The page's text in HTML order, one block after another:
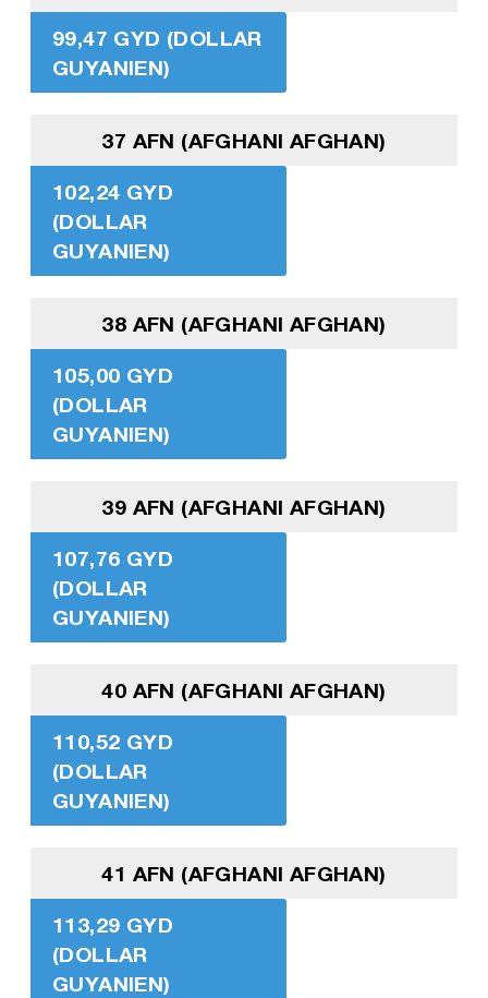
99,47 GYD (DOLLAR
GUYANIEN)
37 AFN (AFGHANI AFGHAN)
102,24 GYD
(DOLLAR
GUYANIEN)
38 AFN (AFGHANI AFGHAN)
105,00 GYD
(DOLLAR
GUYANIEN)
39 AFN (AFGHANI AFGHAN)
107,76 GYD
(DOLLAR
GUYANIEN)
40 AFN (AFGHANI AFGHAN)
110,52 GYD
(DOLLAR
GUYANIEN)
41 AFN (AFGHANI AFGHAN)
113,29 GYD
(DOLLAR
GUYANIEN)